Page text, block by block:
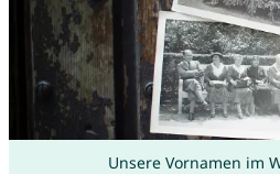
Unsere Vornamen im